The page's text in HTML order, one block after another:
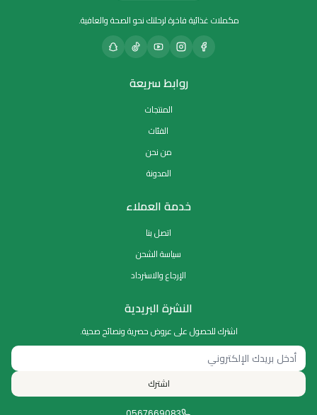
مكملات غذائية فاخرة لرحلتك نحو الصحة والعافية.
روابط سريعة
المنتجات
الفئات
من نحن
المدونة
خدمة العملاء
اتصل بنا
سياسة الشحن
الإرجاع والاسترداد
النشرة البريدية
اشترك للحصول على عروض حصرية ونصائح صحية.
اشترك